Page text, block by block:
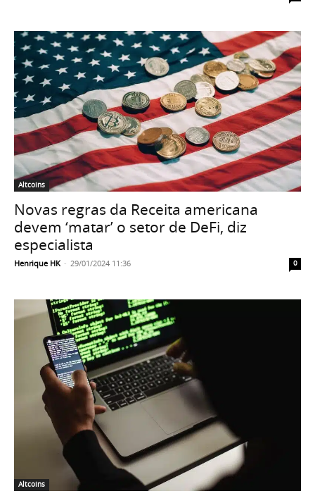
Altcoins
Novas regras da Receita americana
devem ‘matar’ o setor de DeFi, diz
especialista
Henrique HK - 29/01/2024 11:36 0
Altcoins